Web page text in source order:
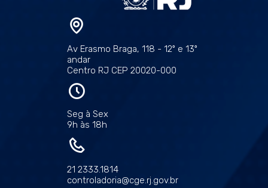
Av Erasmo Braga, 118 - 12º e 13º
andar
Centro RJ CEP 20020-000
Seg à Sex
9h às 18h
21 2333.1814
controladoria@cge.rj.gov.br